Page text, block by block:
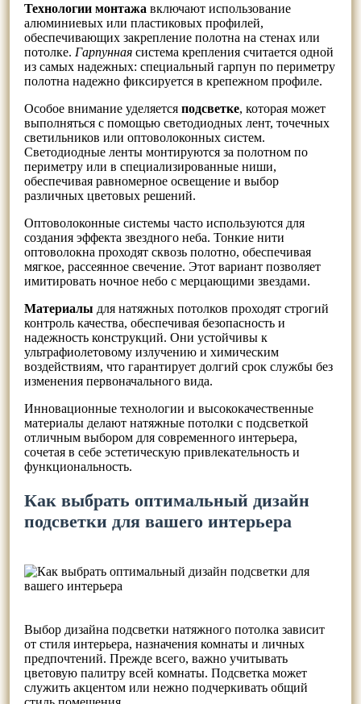
Технологии монтажа включают использование
алюминиевых или пластиковых профилей,
обеспечивающих закрепление полотна на стенах или
потолке. Гарпуннаясистема крепления считается одной
из самых надежных: специальный гарпун по периметру
полотна надежно фиксируется в крепежном профиле.
Особое внимание уделяется подсветке, которая может
выполняться с помощью светодиодных лент, точечных
светильников или оптоволоконных систем.
Светодиодные ленты монтируются за полотном по
периметру или в специализированные ниши,
обеспечивая равномерное освещение и выбор
различных цветовых решений.
Оптоволоконные системы часто используются для
создания эффекта звездного неба. Тонкие нити
оптоволокна проходят сквозь полотно, обеспечивая
мягкое, рассеянное свечение. Этот вариант позволяет
имитировать ночное небо с мерцающими звездами.
Материалы для натяжных потолков проходят строгий
контроль качества, обеспечивая безопасность и
надежность конструкций. Они устойчивы к
ультрафиолетовому излучению и химическим
воздействиям, что гарантирует долгий срок службы без
изменения первоначального вида.
Инновационные технологии и высококачественные
материалы делают натяжные потолки с подсветкой
отличным выбором для современного интерьера,
сочетая в себе эстетическую привлекательность и
функциональность.
Как выбрать оптимальный дизайн
подсветки для вашего интерьера
Выбор дизайна подсветки натяжного потолка зависит
от стиля интерьера, назначения комнаты и личных
предпочтений. Прежде всего, важно учитывать
цветовую палитру всей комнаты. Подсветка может
служить акцентом или нежно подчеркивать общий